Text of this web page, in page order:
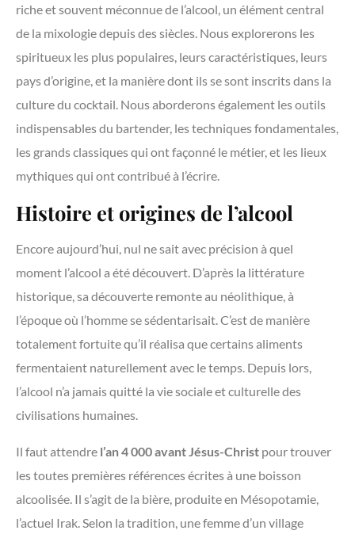
riche et souvent méconnue de l’alcool, un élément central
de la mixologie depuis des siècles. Nous explorerons les
spiritueux les plus populaires, leurs caractéristiques, leurs
pays d’origine, et la manière dont ils se sont inscrits dans la
culture du cocktail. Nous aborderons également les outils
indispensables du bartender, les techniques fondamentales,
les grands classiques qui ont façonné le métier, et les lieux
mythiques qui ont contribué à l’écrire.
Histoire et origines de l’alcool
Encore aujourd’hui, nul ne sait avec précision à quel
moment l’alcool a été découvert. D’après la littérature
historique, sa découverte remonte au néolithique, à
l’époque où l’homme se sédentarisait. C’est de manière
totalement fortuite qu’il réalisa que certains aliments
fermentaient naturellement avec le temps. Depuis lors,
l’alcool n’a jamais quitté la vie sociale et culturelle des
civilisations humaines.
Il faut attendre l’an 4 000 avant Jésus-Christ pour trouver
les toutes premières références écrites à une boisson
alcoolisée. Il s’agit de la bière, produite en Mésopotamie,
l’actuel Irak. Selon la tradition, une femme d’un village